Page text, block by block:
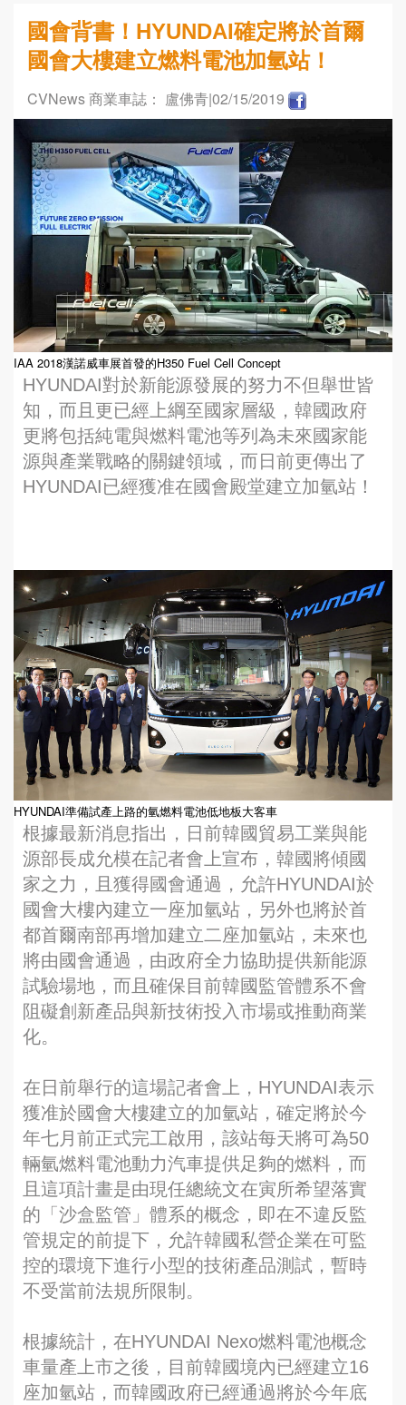
國會背書！HYUNDAI確定將於首爾
國會大樓建立燃料電池加氫站！
CVNews 商業車誌： 盧佛青|02/15/2019
IAA 2018漢諾威車展首發的H350 Fuel Cell Concept
HYUNDAI對於新能源發展的努力不但舉世皆
知，而且更已經上綱至國家層級，韓國政府
更將包括純電與燃料電池等列為未來國家能
源與產業戰略的關鍵領域，而日前更傳出了
HYUNDAI已經獲准在國會殿堂建立加氫站！
HYUNDAI準備試產上路的氫燃料電池低地板大客車
根據最新消息指出，日前韓國貿易工業與能
源部長成允模在記者會上宣布，韓國將傾國
家之力，且獲得國會通過，允許HYUNDAI於
國會大樓內建立一座加氫站，另外也將於首
都首爾南部再增加建立二座加氫站，未來也
將由國會通過，由政府全力協助提供新能源
試驗場地，而且確保目前韓國監管體系不會
阻礙創新產品與新技術投入市場或推動商業
化。
在日前舉行的這場記者會上，HYUNDAI表示
獲准於國會大樓建立的加氫站，確定將於今
年七月前正式完工啟用，該站每天將可為50
輛氫燃料電池動力汽車提供足夠的燃料，而
且這項計畫是由現任總統文在寅所希望落實
的「沙盒監管」體系的概念，即在不違反監
管規定的前提下，允許韓國私營企業在可監
控的環境下進行小型的技術產品測試，暫時
不受當前法規所限制。
根據統計，在HYUNDAI Nexo燃料電池概念
車量產上市之後，目前韓國境內已經建立16
座加氫站，而韓國政府已經通過將於今年底